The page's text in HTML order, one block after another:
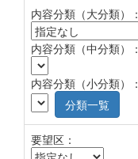
内容分類（大分類）：
内容分類（中分類）：
内容分類（小分類）：
分類一覧
要望区：